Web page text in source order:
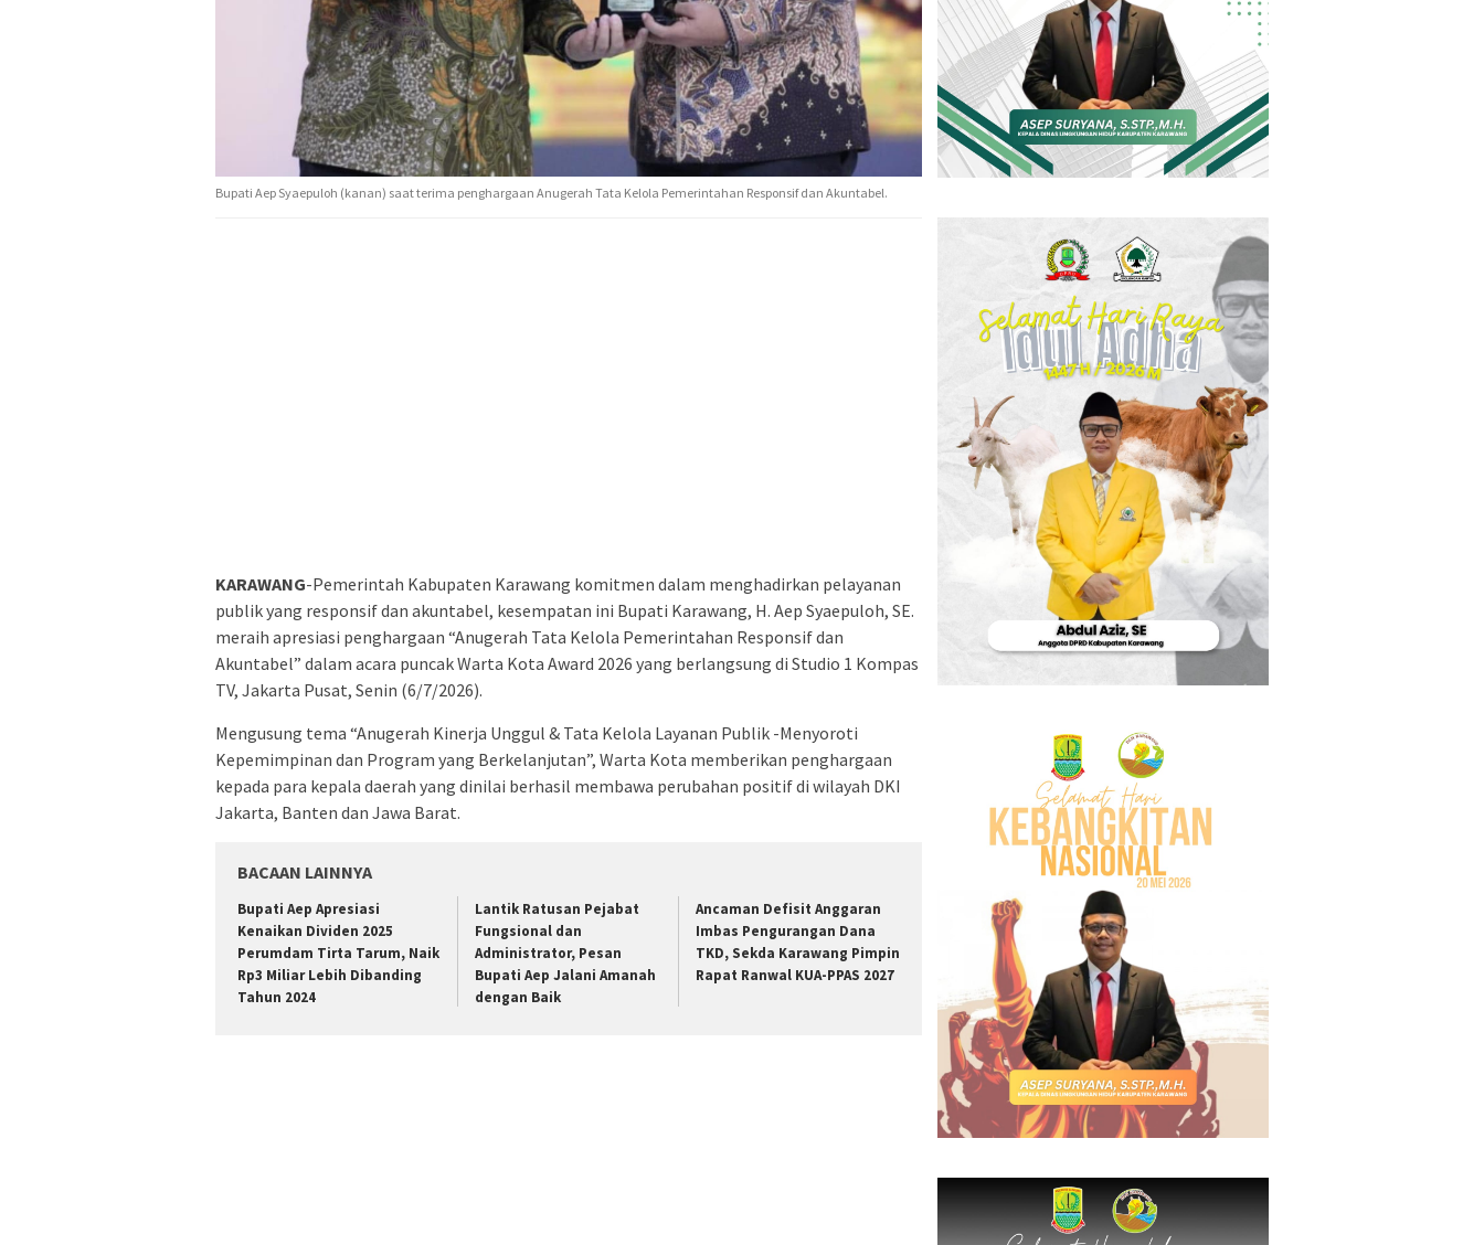
Bupati Aep Syaepuloh (kanan) saat terima penghargaan Anugerah Tata Kelola Pemerintahan Responsif dan Akuntabel.
KARAWANG-Pemerintah Kabupaten Karawang komitmen dalam menghadirkan pelayanan
publik yang responsif dan akuntabel, kesempatan ini Bupati Karawang, H. Aep Syaepuloh, SE.
meraih apresiasi penghargaan “Anugerah Tata Kelola Pemerintahan Responsif dan
Akuntabel” dalam acara puncak Warta Kota Award 2026 yang berlangsung di Studio 1 Kompas
TV, Jakarta Pusat, Senin (6/7/2026).
Mengusung tema “Anugerah Kinerja Unggul & Tata Kelola Layanan Publik -Menyoroti
Kepemimpinan dan Program yang Berkelanjutan”, Warta Kota memberikan penghargaan
kepada para kepala daerah yang dinilai berhasil membawa perubahan positif di wilayah DKI
Jakarta, Banten dan Jawa Barat.
BACAAN LAINNYA
Bupati Aep Apresiasi
Kenaikan Dividen 2025
Perumdam Tirta Tarum, Naik
Rp3 Miliar Lebih Dibanding
Tahun 2024
Lantik Ratusan Pejabat
Fungsional dan
Administrator, Pesan
Bupati Aep Jalani Amanah
dengan Baik
Ancaman Defisit Anggaran
Imbas Pengurangan Dana
TKD, Sekda Karawang Pimpin
Rapat Ranwal KUA-PPAS 2027